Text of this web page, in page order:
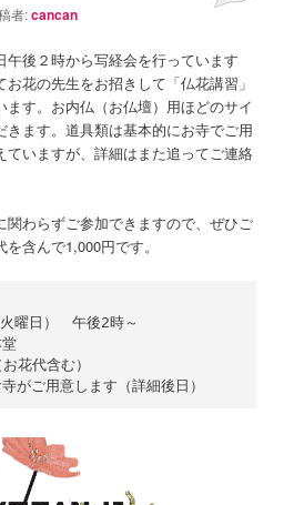
者:cancan
午後２時から写経会を行っています
花の先生をお招きして「仏花講習」
ます。お内仏（お仏壇）用ほどのサイ
きます。道具類は基本的にお寺でご用
ていますが、詳細はまた追ってご連絡
関わらずご参加できますので、ぜひご
含んで1,000円です。
曜日）　午後2時～
花代含む）